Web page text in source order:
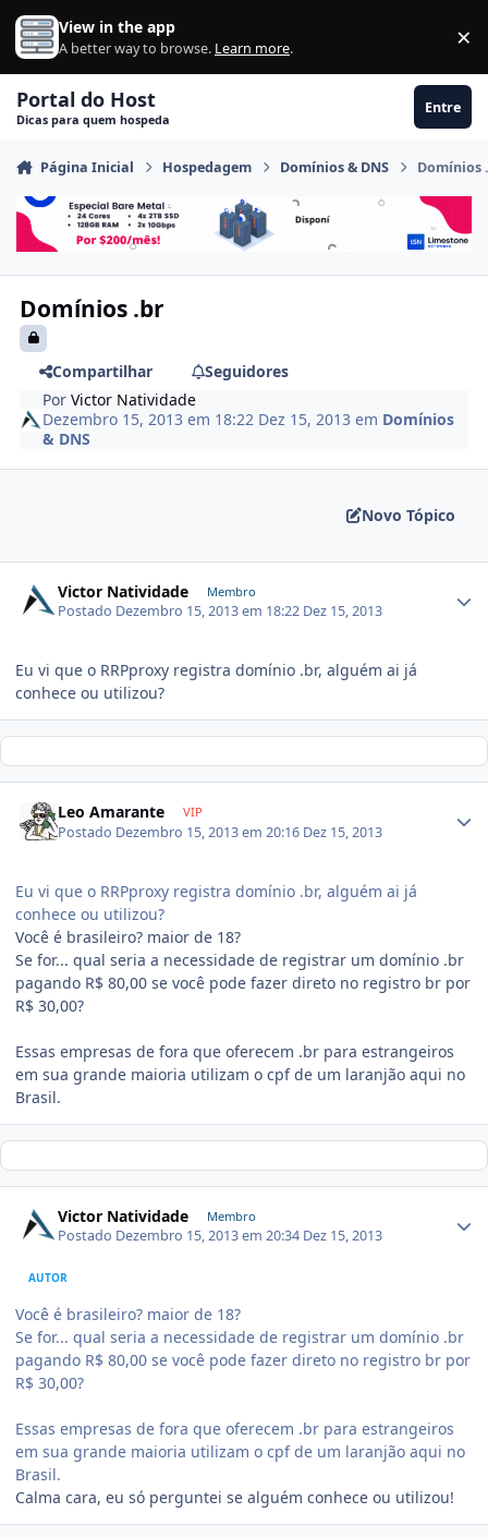
Ir para conteúdo
View in the app
A better way to browse. Learn more. ×
Portal do Host
Dicas para quem hospeda
Entre
Página Inicial Hospedagem Domínios & DNS Domínios
Domínios .br
Compartilhar
Seguidores
PorVictor Natividade
Dezembro 15, 2013 em 18:22 Dez 15, 2013 em Domínios
& DNS
Novo Tópico
Victor Natividade Membro
Postado Dezembro 15, 2013 em 18:22 Dez 15, 2013
Eu vi que o RRPproxy registra domínio .br, alguém ai já
conhece ou utilizou?
Leo Amarante VIP
Postado Dezembro 15, 2013 em 20:16 Dez 15, 2013
Eu vi que o RRPproxy registra domínio .br, alguém ai já
conhece ou utilizou?
Você é brasileiro? maior de 18?
Se for... qual seria a necessidade de registrar um domínio .br
pagando R$ 80,00 se você pode fazer direto no registro br por
R$ 30,00?
Essas empresas de fora que oferecem .br para estrangeiros
em sua grande maioria utilizam o cpf de um laranjão aqui no
Brasil.
Victor Natividade Membro
Postado Dezembro 15, 2013 em 20:34 Dez 15, 2013
AUTOR
Você é brasileiro? maior de 18?
Se for... qual seria a necessidade de registrar um domínio .br
pagando R$ 80,00 se você pode fazer direto no registro br por
R$ 30,00?
Essas empresas de fora que oferecem .br para estrangeiros
em sua grande maioria utilizam o cpf de um laranjão aqui no
Brasil.
Calma cara, eu só perguntei se alguém conhece ou utilizou!